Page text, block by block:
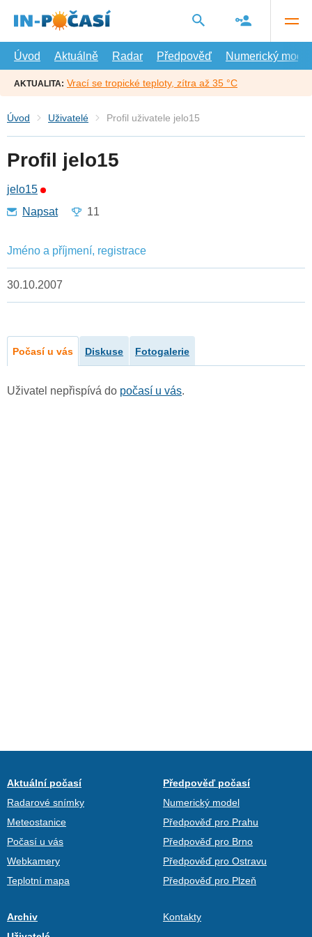
hlavní
Úvod
Aktuálně Radar Předpověď Numerický model
AKTUALITA: Vrací se tropické teploty, zítra až 35 °C
Úvod Uživatelé Profil uživatele jelo15
Profil jelo15
jelo15
Napsat
11
Jméno a příjmení, registrace
30.10.2007
Počasí u vás Diskuse Fotogalerie
Uživatel nepřispívá do počasí u vás.
Aktuální počasí
Radarové snímky
Meteostanice
Počasí u vás
Webkamery
Teplotní mapa
Předpověď počasí
Numerický model
Předpověď pro Prahu
Předpověď pro Brno
Předpověď pro Ostravu
Předpověď pro Plzeň
Archiv
Kontakty